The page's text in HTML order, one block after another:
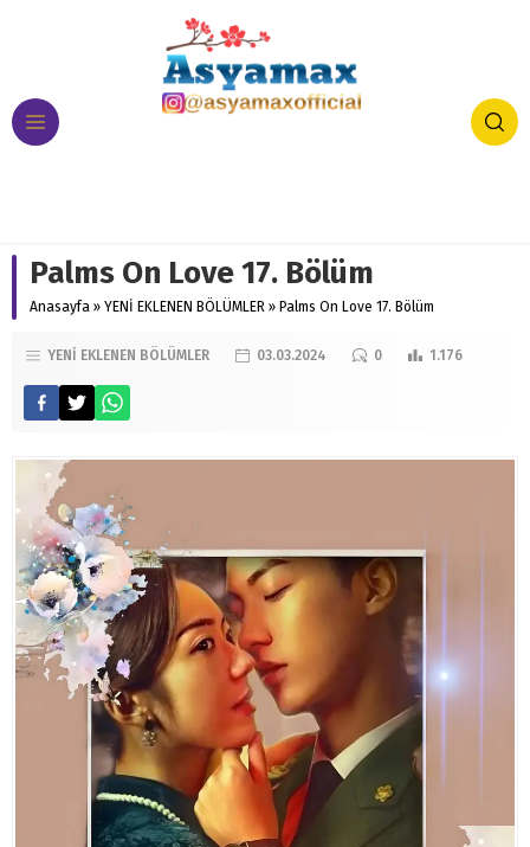
Palms On Love 17. Bölüm
Anasayfa » YENİ EKLENEN BÖLÜMLER » Palms On Love 17. Bölüm
YENİ EKLENEN BÖLÜMLER 03.03.2024 0 1.176